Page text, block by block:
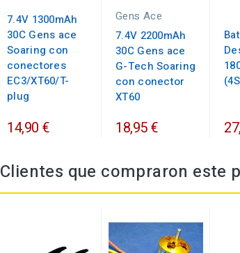
7.4V 1300mAh
30C Gens ace
Soaring con
conectores
EC3/XT60/T-
plug
14,90 €
Gens Ace
7.4V 2200mAh
30C Gens ace
G-Tech Soaring
con conector
XT60
18,95 €
Clientes que compraron este